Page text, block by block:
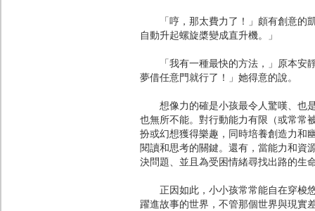
「哼，那太費力了！」頗有創意的凱
自動升起螺旋槳變成直升機。」
「我有一種最快的方法，」原本安靜
夢借任意門就行了！」她得意的說。
想像力的確是小孩最令人驚嘆、也是
也無所不能。對行動能力有限（或常常
扮或幻想獲得樂趣，同時培養創造力和
閱讀和思考的關鍵。還有，當能力和資
決問題、並且為受困情緒尋找出路的生
正因如此，小小孩常常能自在穿梭悠
躍進故事的世界，不管那個世界與現實